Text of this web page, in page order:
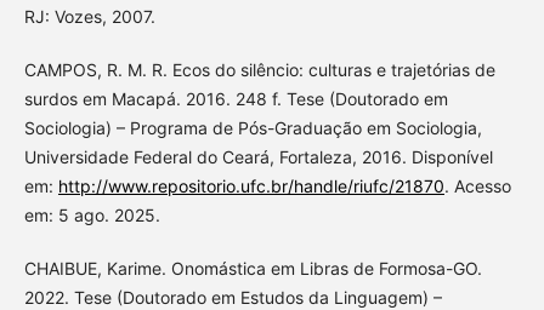
RJ: Vozes, 2007.
CAMPOS, R. M. R. Ecos do silêncio: culturas e trajetórias de
surdos em Macapá. 2016. 248 f. Tese (Doutorado em
Sociologia) – Programa de Pós-Graduação em Sociologia,
Universidade Federal do Ceará, Fortaleza, 2016. Disponível
em: http://www.repositorio.ufc.br/handle/riufc/21870. Acesso
em: 5 ago. 2025.
CHAIBUE, Karime. Onomástica em Libras de Formosa-GO.
2022. Tese (Doutorado em Estudos da Linguagem) –